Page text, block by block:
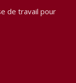
de travail pour